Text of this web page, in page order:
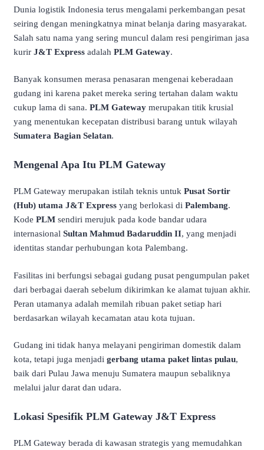
Dunia logistik Indonesia terus mengalami perkembangan pesat
seiring dengan meningkatnya minat belanja daring masyarakat.
Salah satu nama yang sering muncul dalam resi pengiriman jasa
kurir J&T Express adalah PLM Gateway.
Banyak konsumen merasa penasaran mengenai keberadaan
gudang ini karena paket mereka sering tertahan dalam waktu
cukup lama di sana. PLM Gateway merupakan titik krusial
yang menentukan kecepatan distribusi barang untuk wilayah
Sumatera Bagian Selatan.
Mengenal Apa Itu PLM Gateway
PLM Gateway merupakan istilah teknis untuk Pusat Sortir
(Hub) utama J&T Express yang berlokasi di Palembang.
Kode PLM sendiri merujuk pada kode bandar udara
internasional Sultan Mahmud Badaruddin II, yang menjadi
identitas standar perhubungan kota Palembang.
Fasilitas ini berfungsi sebagai gudang pusat pengumpulan paket
dari berbagai daerah sebelum dikirimkan ke alamat tujuan akhir.
Peran utamanya adalah memilah ribuan paket setiap hari
berdasarkan wilayah kecamatan atau kota tujuan.
Gudang ini tidak hanya melayani pengiriman domestik dalam
kota, tetapi juga menjadi gerbang utama paket lintas pulau,
baik dari Pulau Jawa menuju Sumatera maupun sebaliknya
melalui jalur darat dan udara.
Lokasi Spesifik PLM Gateway J&T Express
PLM Gateway berada di kawasan strategis yang memudahkan